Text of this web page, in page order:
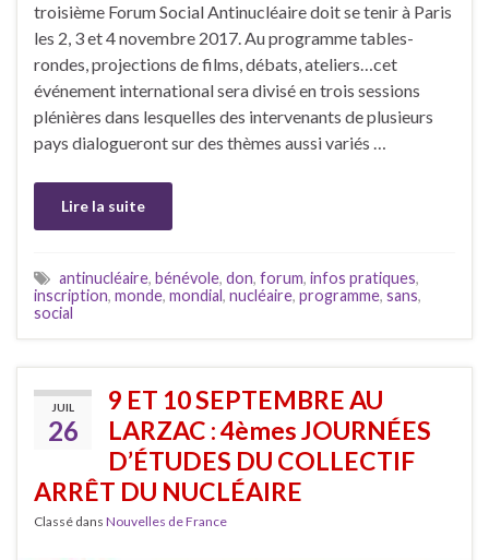
troisième Forum Social Antinucléaire doit se tenir à Paris
les 2, 3 et 4 novembre 2017. Au programme tables-
rondes, projections de films, débats, ateliers…cet
événement international sera divisé en trois sessions
plénières dans lesquelles des intervenants de plusieurs
pays dialogueront sur des thèmes aussi variés …
Lire la suite
antinucléaire, bénévole, don, forum, infos pratiques,
inscription, monde, mondial, nucléaire, programme, sans,
social
JUIL
26
9 ET 10 SEPTEMBRE AU
LARZAC : 4èmes JOURNÉES
D’ÉTUDES DU COLLECTIF
ARRÊT DU NUCLÉAIRE
Classé dans Nouvelles de France